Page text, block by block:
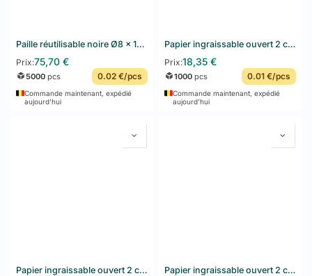
Paille réutilisable noire Ø8 × 150 mm – 20 x 250 pièces (5000pcs)
Prix:75,70 €
5000 pcs 0.02 €/pcs
Commande maintenant, expédié
aujourd’hui
Papier ingraissable ouvert 2 côtés Fast Food "TIMES" 32 G/M2 13x14 cm Blanc Parch.ingraissable 1000 unités
Prix:18,35 €
1000 pcs 0.01 €/pcs
Commande maintenant, expédié
aujourd’hui
Papier ingraissable ouvert 2 côtés Fast Food "TIMES" 35 G/M2 16x16,5 cm Blanc Parch.ingraissable 500 unités
Papier ingraissable ouvert 2 côtés Fast Food "TIMES" 35 G/M2 17x18 cm Blanc Parch.ingraissable 500 unités